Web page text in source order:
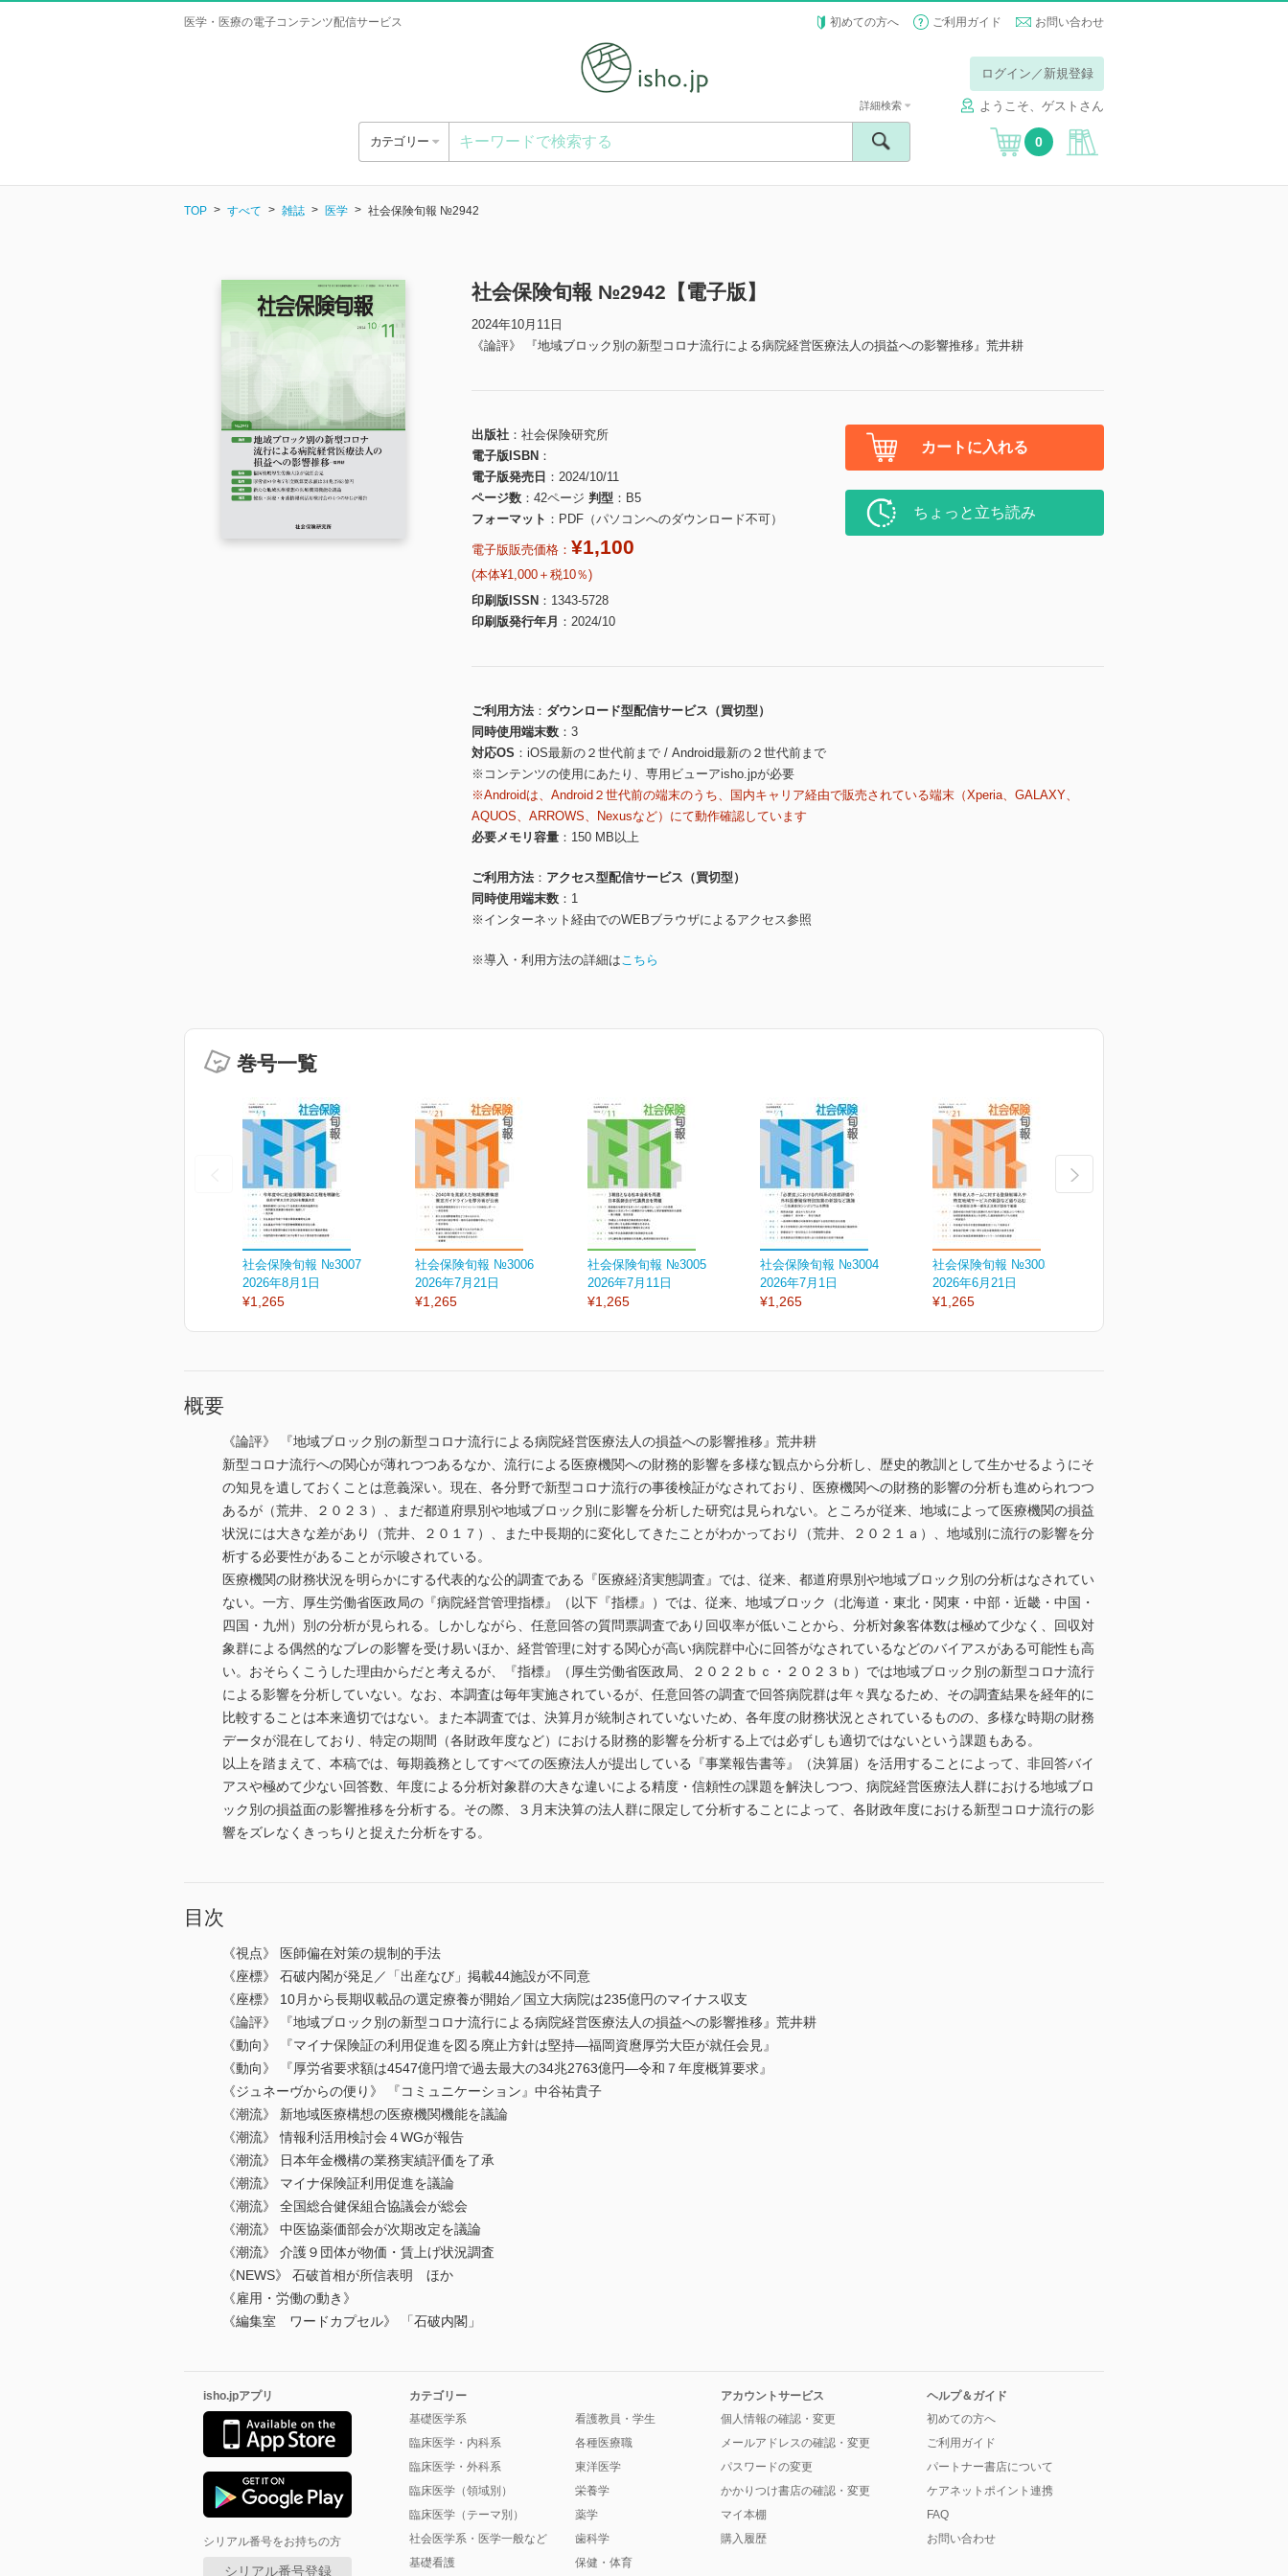
医学・医療の電子コンテンツ配信サービス 初めての方へ ご利用ガイド お問い合わせ
ログイン／新規登録
ようこそ、ゲストさん
カテゴリー
詳細検索
0
TOP すべて 雑誌 医学 社会保険旬報 №2942
社会保険旬報 №2942【電子版】
2024年10月11日
《論評》 『地域ブロック別の新型コロナ流行による病院経営医療法人の損益への影響推移』荒井耕
出版社
社会保険研究所
電子版ISBN
電子版発売日
2024/10/11
ページ数
42ページ 判型
B5
フォーマット
PDF（パソコンへのダウンロード不可）
電子版販売価格： ¥1,100
(本体¥1,000＋税10％)
印刷版ISSN
1343-5728
印刷版発行年月
2024/10
カートに入れる
ちょっと立ち読み
ご利用方法
ダウンロード型配信サービス（買切型）
同時使用端末数
3
対応OS
iOS最新の２世代前まで / Android最新の２世代前まで
※コンテンツの使用にあたり、専用ビューアisho.jpが必要
※Androidは、Android２世代前の端末のうち、国内キャリア経由で販売されている端末（Xperia、GALAXY、
AQUOS、ARROWS、Nexusなど）にて動作確認しています
必要メモリ容量
150 MB以上
ご利用方法
アクセス型配信サービス（買切型）
同時使用端末数
1
※インターネット経由でのWEBブラウザによるアクセス参照
※導入・利用方法の詳細はこちら
巻号一覧
社会保険旬報 №3007
2026年8月1日
¥1,265
社会保険旬報 №3006
2026年7月21日
¥1,265
社会保険旬報 №3005
2026年7月11日
¥1,265
社会保険旬報 №3004
2026年7月1日
¥1,265
社会保険旬報 №3003
2026年6月21日
¥1,265
概要
《論評》 『地域ブロック別の新型コロナ流行による病院経営医療法人の損益への影響推移』荒井耕
新型コロナ流行への関心が薄れつつあるなか、流行による医療機関への財務的影響を多様な観点から分析し、歴史的教訓として生かせるようにそ
の知見を遺しておくことは意義深い。現在、各分野で新型コロナ流行の事後検証がなされており、医療機関への財務的影響の分析も進められつつ
あるが（荒井、２０２３）、まだ都道府県別や地域ブロック別に影響を分析した研究は見られない。ところが従来、地域によって医療機関の損益
状況には大きな差があり（荒井、２０１７）、また中長期的に変化してきたことがわかっており（荒井、２０２１ａ）、地域別に流行の影響を分
析する必要性があることが示唆されている。
医療機関の財務状況を明らかにする代表的な公的調査である『医療経済実態調査』では、従来、都道府県別や地域ブロック別の分析はなされてい
ない。一方、厚生労働省医政局の『病院経営管理指標』（以下『指標』）では、従来、地域ブロック（北海道・東北・関東・中部・近畿・中国・
四国・九州）別の分析が見られる。しかしながら、任意回答の質問票調査であり回収率が低いことから、分析対象客体数は極めて少なく、回収対
象群による偶然的なブレの影響を受け易いほか、経営管理に対する関心が高い病院群中心に回答がなされているなどのバイアスがある可能性も高
い。おそらくこうした理由からだと考えるが、『指標』（厚生労働省医政局、２０２２ｂｃ・２０２３ｂ）では地域ブロック別の新型コロナ流行
による影響を分析していない。なお、本調査は毎年実施されているが、任意回答の調査で回答病院群は年々異なるため、その調査結果を経年的に
比較することは本来適切ではない。また本調査では、決算月が統制されていないため、各年度の財務状況とされているものの、多様な時期の財務
データが混在しており、特定の期間（各財政年度など）における財務的影響を分析する上では必ずしも適切ではないという課題もある。
以上を踏まえて、本稿では、毎期義務としてすべての医療法人が提出している『事業報告書等』（決算届）を活用することによって、非回答バイ
アスや極めて少ない回答数、年度による分析対象群の大きな違いによる精度・信頼性の課題を解決しつつ、病院経営医療法人群における地域ブロ
ック別の損益面の影響推移を分析する。その際、３月末決算の法人群に限定して分析することによって、各財政年度における新型コロナ流行の影
響をズレなくきっちりと捉えた分析をする。
目次
《視点》 医師偏在対策の規制的手法
《座標》 石破内閣が発足／「出産なび」掲載44施設が不同意
《座標》 10月から長期収載品の選定療養が開始／国立大病院は235億円のマイナス収支
《論評》 『地域ブロック別の新型コロナ流行による病院経営医療法人の損益への影響推移』荒井耕
《動向》 『マイナ保険証の利用促進を図る廃止方針は堅持―福岡資麿厚労大臣が就任会見』
《動向》 『厚労省要求額は4547億円増で過去最大の34兆2763億円―令和７年度概算要求』
《ジュネーヴからの便り》 『コミュニケーション』中谷祐貴子
《潮流》 新地域医療構想の医療機関機能を議論
《潮流》 情報利活用検討会４WGが報告
《潮流》 日本年金機構の業務実績評価を了承
《潮流》 マイナ保険証利用促進を議論
《潮流》 全国総合健保組合協議会が総会
《潮流》 中医協薬価部会が次期改定を議論
《潮流》 介護９団体が物価・賃上げ状況調査
《NEWS》 石破首相が所信表明 ほか
《雇用・労働の動き》
《編集室 ワードカプセル》 「石破内閣」
isho.jpアプリ
シリアル番号をお持ちの方
シリアル番号登録
カテゴリー
基礎医学系
臨床医学・内科系
臨床医学・外科系
臨床医学（領域別）
臨床医学（テーマ別）
社会医学系・医学一般など
基礎看護
看護教員・学生
各種医療職
東洋医学
栄養学
薬学
歯科学
保健・体育
アカウントサービス
個人情報の確認・変更
メールアドレスの確認・変更
パスワードの変更
かかりつけ書店の確認・変更
マイ本棚
購入履歴
ヘルプ＆ガイド
初めての方へ
ご利用ガイド
パートナー書店について
ケアネットポイント連携
FAQ
お問い合わせ